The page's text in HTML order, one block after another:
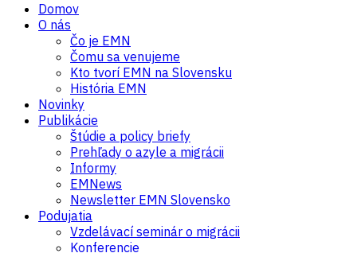
Domov
O nás
Čo je EMN
Čomu sa venujeme
Kto tvorí EMN na Slovensku
História EMN
Novinky
Publikácie
Štúdie a policy briefy
Prehľady o azyle a migrácii
Informy
EMNews
Newsletter EMN Slovensko
Podujatia
Vzdelávací seminár o migrácii
Konferencie